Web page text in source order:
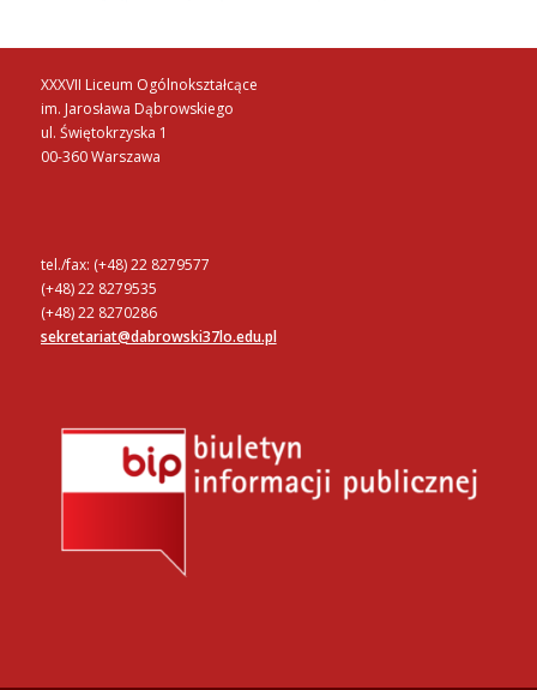
XXXVII Liceum Ogólnokształcące
im. Jarosława Dąbrowskiego
ul. Świętokrzyska 1
00-360 Warszawa
tel./fax: (+48) 22 8279577
(+48) 22 8279535
(+48) 22 8270286
sekretariat@dabrowski37lo.edu.pl